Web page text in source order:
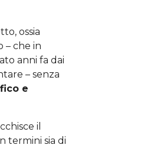
ossia
– che in
anni fa dai
– senza
e
il
termini sia di